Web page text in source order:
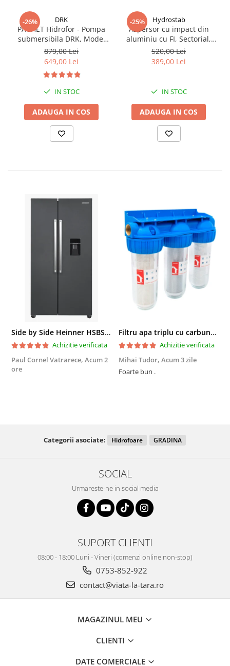
-26% DRK
PACHET Hidrofor - Pompa
submersibila DRK, Model
4STM4-8, putere 1.8 kW,
debit 5m3/h, 8 turbine +
Presostat electronic DRK,
Model PC-58, 1kW, 220 V, 10
Bar
879,00 Lei
649,00 Lei
IN STOC
ADAUGA IN COS
-25% Hydrostab
Aspersor cu impact din
aluminiu cu FI, Sectorial,
debit 3.7-14.2, Presiune 1.5-
5 bar
520,00 Lei
389,00 Lei
IN STOC
ADAUGA IN COS
Side by Side Heinner HSBS-HM439NFINVDGWDE++, Total No Frost, Compresor Inverter, Dozator Apa, Display Touch LED, 439 L, Clasa E, Gri Antracit Texturat
Achizitie verificata
Paul Cornel Vatrarece, Acum 2
ore
Filtru apa triplu cu carbune/bumbac/sita 3x3/4"*10
Achizitie verificata
Mihai Tudor, Acum 3 zile
Foarte bun .
Categorii asociate: Hidrofoare GRADINA
SOCIAL
Urmareste-ne in social media
SUPORT CLIENTI
08:00 - 18:00 Luni - Vineri (comenzi online non-stop)
0753-852-922
contact@viata-la-tara.ro
MAGAZINUL MEU
CLIENTI
DATE COMERCIALE